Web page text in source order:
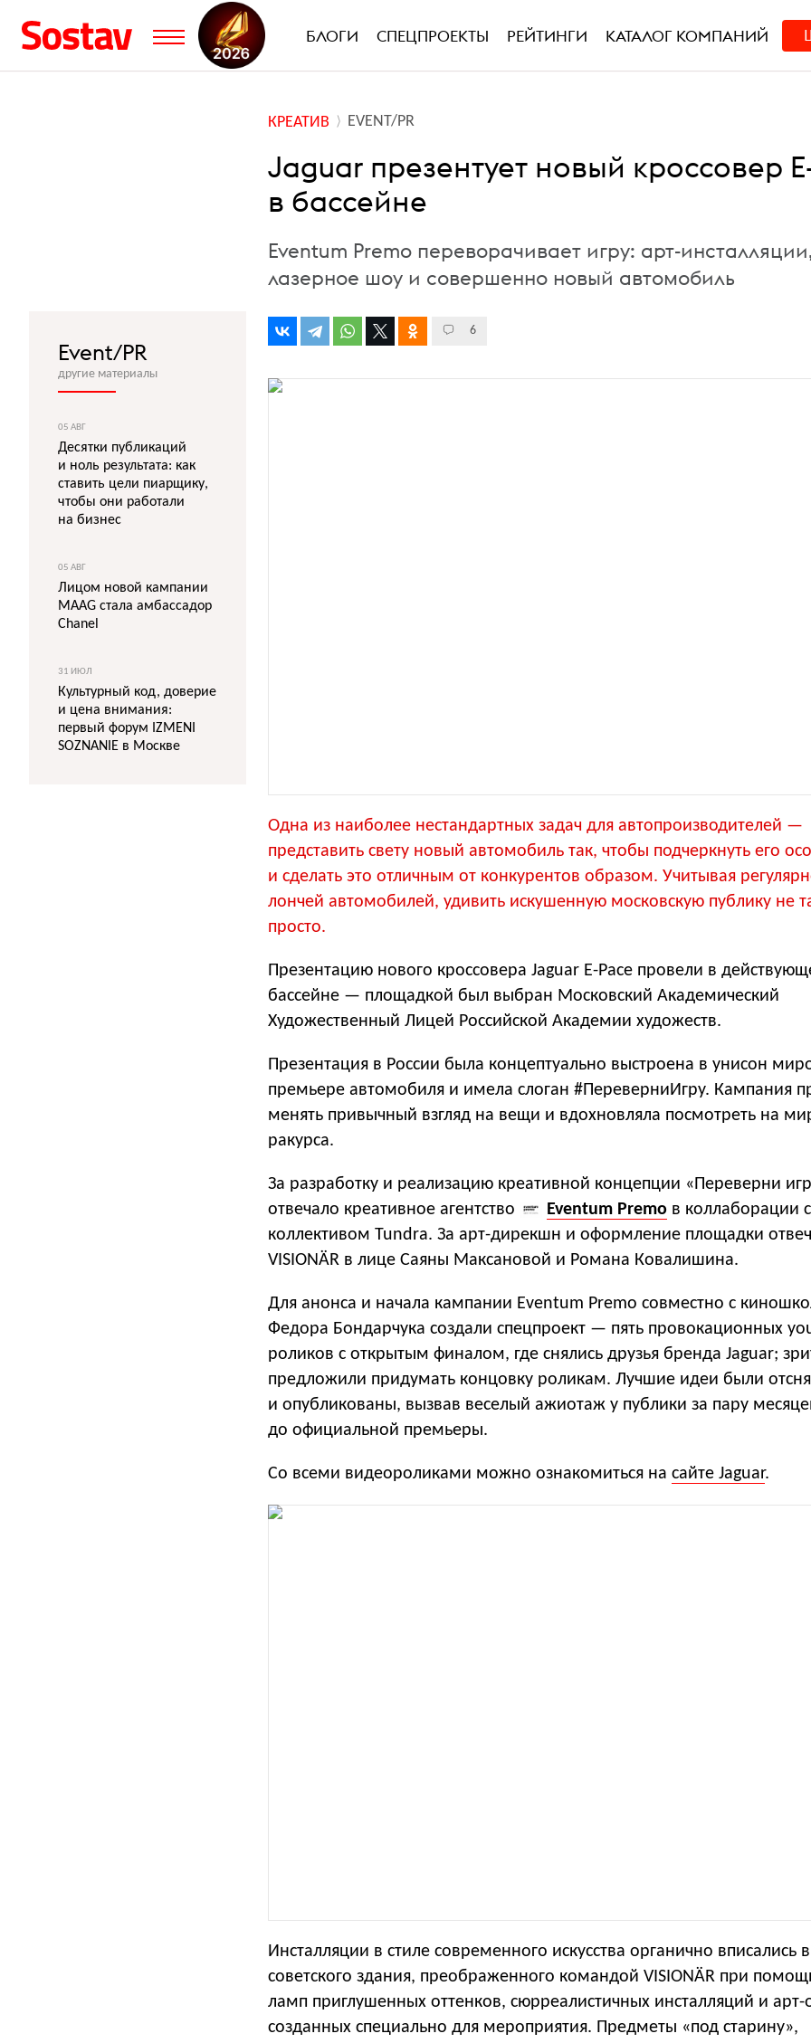
БЛОГИ СПЕЦПРОЕКТЫ РЕЙТИНГИ КАТАЛОГ КОМПАНИЙ
КРЕАТИВ EVENT/PR
Jaguar презентует новый кроссовер
в бассейне
Eventum Premo переворачивает игру: арт-инсталляции,
лазерное шоу и совершенно новый автомобиль
6
Одна из наиболее нестандартных задач для автопроизводителей —
представить свету новый автомобиль так, чтобы подчеркнуть его
и сделать это отличным от конкурентов образом. Учитывая
лончей автомобилей, удивить искушенную московскую публику не
просто.
Презентацию нового кроссовера Jaguar E-Pace провели в
бассейне — площадкой был выбран Московский Академический
Художественный Лицей Российской Академии художеств.
Презентация в России была концептуально выстроена в унисон
премьере автомобиля и имела слоган #ПереверниИгру. Кампания
менять привычный взгляд на вещи и вдохновляла посмотреть на
ракурса.
За разработку и реализацию креативной концепции «Переверни
отвечало креативное агентство
Eventum Premo в коллаборации
коллективом Tundra. За арт-дирекшн и оформление площадки
VISIONÄR в лице Саяны Максановой и Романа Ковалишина.
Для анонса и начала кампании Eventum Premo совместно с
Федора Бондарчука создали спецпроект — пять провокационных
роликов с открытым финалом, где снялись друзья бренда Jaguar;
предложили придумать концовку роликам. Лучшие идеи были
и опубликованы, вызвав веселый ажиотаж у публики за пару
до официальной премьеры.
Со всеми видеороликами можно ознакомиться на сайте Jaguar.
Инсталляции в стиле современного искусства органично вписались
советского здания, преображенного командой VISIONÄR при
ламп приглушенных оттенков, сюрреалистичных инсталляций и арт-
созданных специально для мероприятия. Предметы «под старину»,
Event/PR
другие материалы
05 АВГ
Десятки публикаций
и ноль результата: как
ставить цели пиарщику,
чтобы они работали
на бизнес
05 АВГ
Лицом новой кампании
MAAG стала амбассадор
Chanel
31 ИЮЛ
Культурный код, доверие
и цена внимания:
первый форум IZMENI
SOZNANIE в Москве